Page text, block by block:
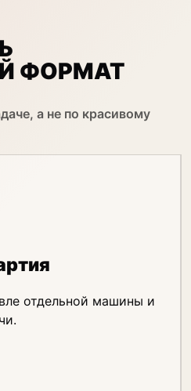
ФОРМАТ
а не по красивому
отдельной машины и